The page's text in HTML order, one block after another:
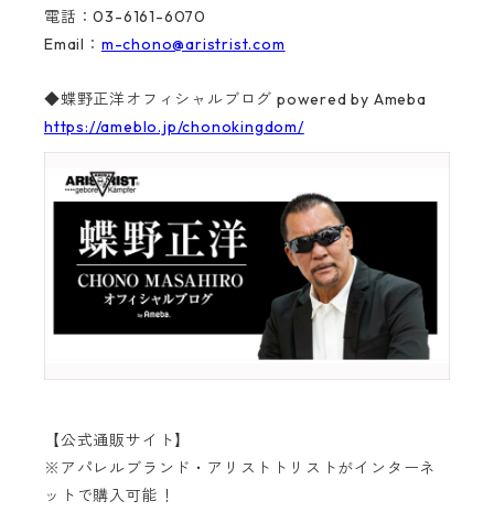
電話：03-6161-6070
Email： m-chono@aristrist.com
◆蝶野正洋オフィシャルブログ powered by Ameba
https://ameblo.jp/chonokingdom/
【公式通販サイト】
※アパレルブランド・アリストトリストがインターネ
ットで購入可能！